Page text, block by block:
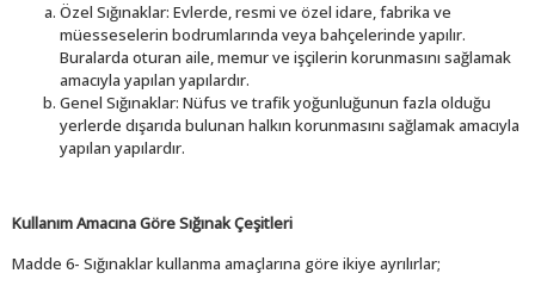
Özel Sığınaklar: Evlerde, resmi ve özel idare, fabrika ve
müesseselerin bodrumlarında veya bahçelerinde yapılır.
Buralarda oturan aile, memur ve işçilerin korunmasını sağlamak
amacıyla yapılan yapılardır.
Genel Sığınaklar: Nüfus ve trafik yoğunluğunun fazla olduğu
yerlerde dışarıda bulunan halkın korunmasını sağlamak amacıyla
yapılan yapılardır.
Kullanım Amacına Göre Sığınak Çeşitleri
Madde 6- Sığınaklar kullanma amaçlarına göre ikiye ayrılırlar;